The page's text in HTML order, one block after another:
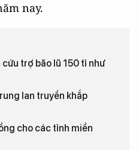
nay.
trợ bão lũ 150 tỉ như
lan truyền khắp
cho các tỉnh miền